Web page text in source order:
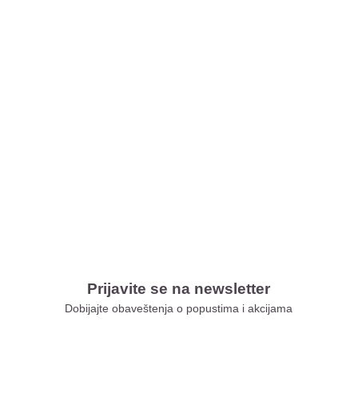
Prijavite se na newsletter
Dobijajte obaveštenja o popustima i akcijama